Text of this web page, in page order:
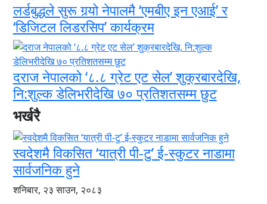
लर्डबुद्धले सुरू गर्‍यो नेपालमै ‘एमबीए इन एआई’ र
‘डिजिटल लिडरसिप’ कार्यक्रम
दराज नेपालको ‘८.८ ग्रेट एट सेल’ शुक्रबारदेखि,
नि:शुल्क डेलिभरीदेखि ७० प्रतिशतसम्म छुट
भर्खरै
स्वदेशमै विकसित ‘यात्री पी-टु’ ई-स्कुटर नाडामा
सार्वजनिक हुने
शनिबार, २३ साउन, २०८३